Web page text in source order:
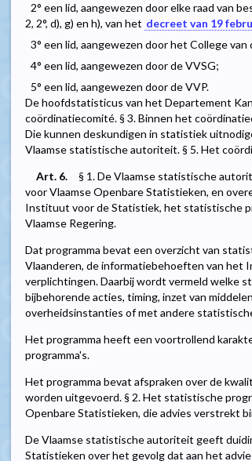
2° een lid, aangewezen door elke raad van
2, 2°, d), g) en h), van het decreet van 19
3° een lid, aangewezen door het College
4° een lid, aangewezen door de VVSG;
5° een lid, aangewezen door de VVP.
De hoofdstatisticus van het Departement
coördinatiecomité. § 3. Binnen het
Die kunnen deskundigen in statistiek
Vlaamse statistische autoriteit. § 5. Het
Art. 6.
§ 1. De Vlaamse statistische
voor Vlaamse Openbare Statistieken, en
Instituut voor de Statistiek, het statistische
Vlaamse Regering.
Dat programma bevat een overzicht van
Vlaanderen, de informatiebehoeften van
verplichtingen. Daarbij wordt vermeld welke
bijbehorende acties, timing, inzet van
overheidsinstanties of met andere
Het programma heeft een voortrollend
programma's.
Het programma bevat afspraken over de
worden uitgevoerd. § 2. Het statistische
Openbare Statistieken, die advies verstrekt
De Vlaamse statistische autoriteit geeft
Statistieken over het gevolg dat aan het